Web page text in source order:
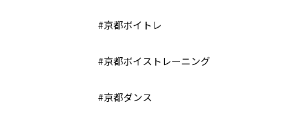
#京都ボイトレ
#京都ボイストレーニング
#京都ダンス